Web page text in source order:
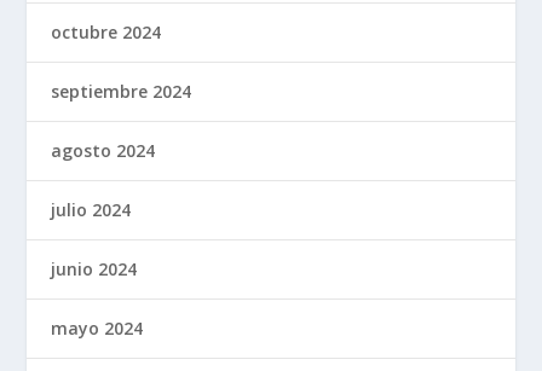
octubre 2024
septiembre 2024
agosto 2024
julio 2024
junio 2024
mayo 2024